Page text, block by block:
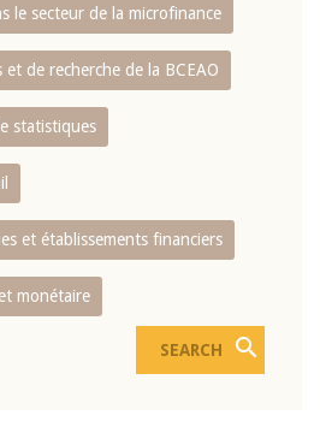
le secteur de la microfinance
et de recherche de la BCEAO
statistiques
et établissements financiers
monétaire